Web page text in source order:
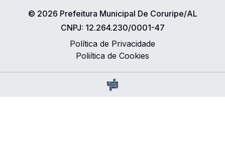
© 2026 Prefeitura Municipal De Coruripe/AL
CNPJ: 12.264.230/0001-47
Política de Privacidade
Poliítica de Cookies